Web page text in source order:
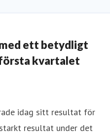
ett betydligt
kvartalet
idag sitt resultat för
resultat under det